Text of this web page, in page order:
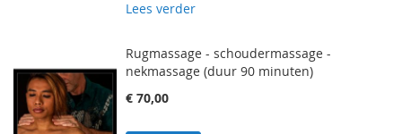
Lees verder
Rugmassage - schoudermassage -
nekmassage (duur 90 minuten)
€ 70,00